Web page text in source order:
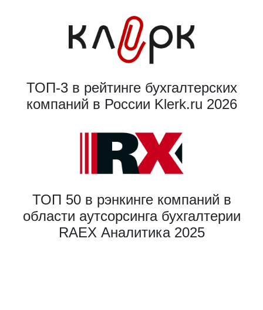
ТОП-3 в рейтинге бухгалтерских
компаний в России Klerk.ru 2026
ТОП 50 в рэнкинге компаний в
области аутсорсинга бухгалтерии
RAEX Аналитика 2025